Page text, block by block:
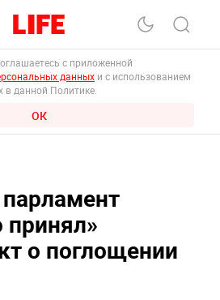
с приложенной
данных и с использованием
в данной Политике.
ОК
о поглощении